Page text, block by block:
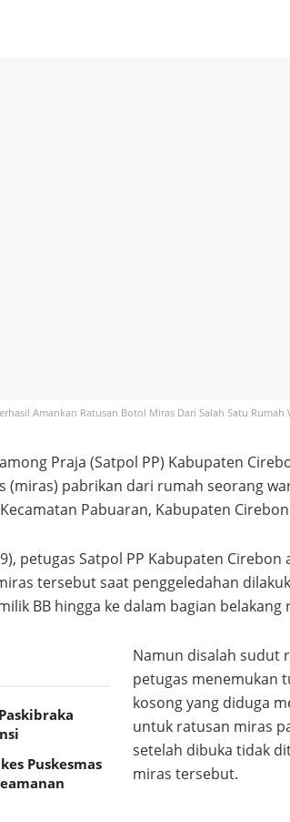
Amankan Ratusan Botol Miras Dari Salah Satu Rumah
Praja (Satpol PP) Kabupaten
pabrikan dari rumah seorang
Pabuaran, Kabupaten
petugas Satpol PP Kabupaten Cirebon
tersebut saat penggeledahan
BB hingga ke dalam bagian belakang
Puskesmas
Namun disalah sudut
petugas menemukan
kosong yang diduga
untuk ratusan miras
setelah dibuka tidak
miras tersebut.